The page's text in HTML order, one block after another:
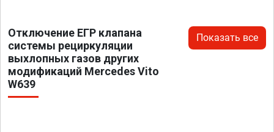
Отключение ЕГР клапана
системы рециркуляции
выхлопных газов других
модификаций Mercedes Vito
W639
Показать все